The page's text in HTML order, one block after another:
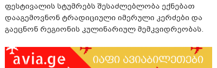
ფესტივალის სტუმრებს შესაძლებლობა ექნებათ
დააგემოვნონ ტრადიციული იმერული კერძები და
გაეცნონ რეგიონის კულინარიულ მემკვიდრეობას.